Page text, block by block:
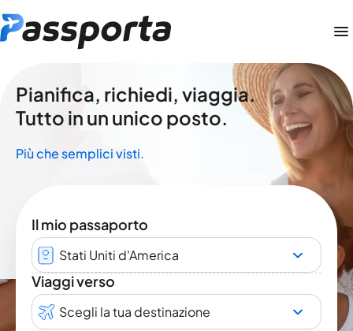
Pianifica, richiedi, viaggia.
Tutto in un unico posto.
Più che semplici visti.
Il mio passaporto
Stati Uniti d'America
Viaggi verso
Scegli la tua destinazione